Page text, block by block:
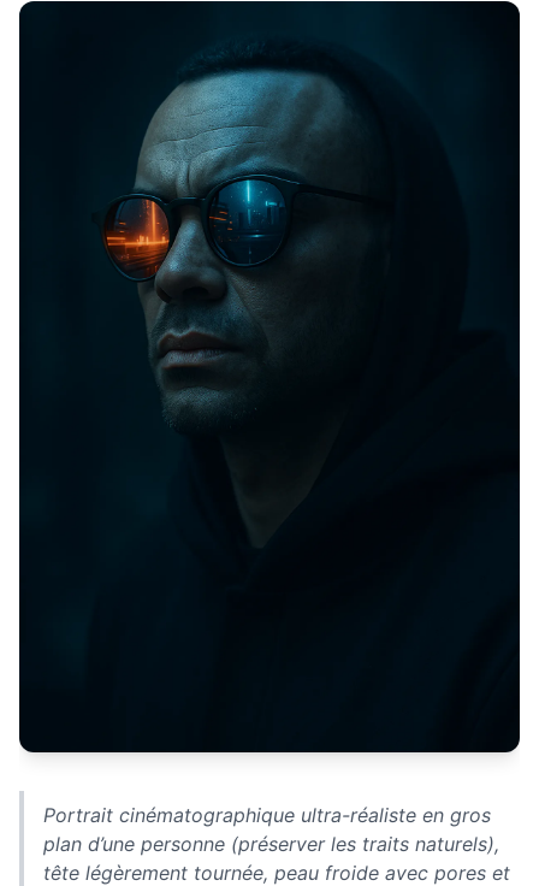
Portrait cinématographique ultra-réaliste en gros
plan d’une personne (préserver les traits naturels),
tête légèrement tournée, peau froide avec pores et